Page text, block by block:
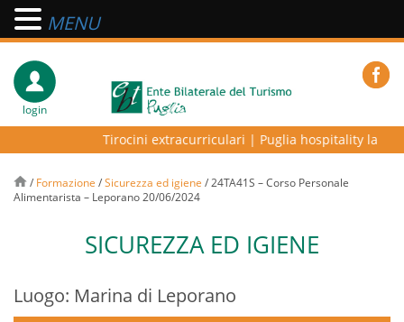
login
Tirocini extracurriculari| Puglia hospitality lab –
/ Formazione /Sicurezza ed igiene /24TA41S – Corso Personale
Alimentarista – Leporano 20/06/2024
SICUREZZA ED IGIENE
Luogo: Marina di Leporano
MENU